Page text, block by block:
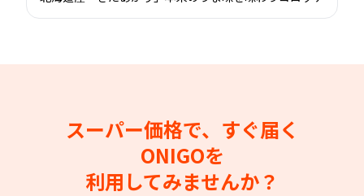
スーパー価格で、すぐ届く
ONIGOを
利用してみませんか？